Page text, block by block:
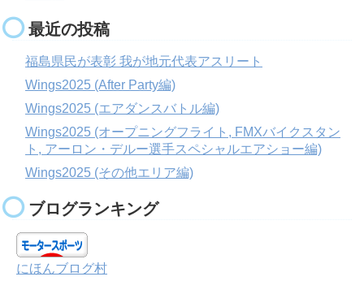
最近の投稿
福島県民が表彰 我が地元代表アスリート
Wings2025 (After Party編)
Wings2025 (エアダンスバトル編)
Wings2025 (オープニングフライト, FMXバイクスタン
ト, アーロン・デルー選手スペシャルエアショー編)
Wings2025 (その他エリア編)
ブログランキング
にほんブログ村